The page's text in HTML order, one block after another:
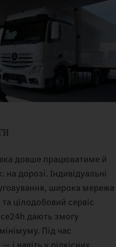
довше працюватиме й
дорозі. Індивідуальні
широка мережа
цілодобовий сервіс
дають змогу
Під час
і навіть у рідкісних